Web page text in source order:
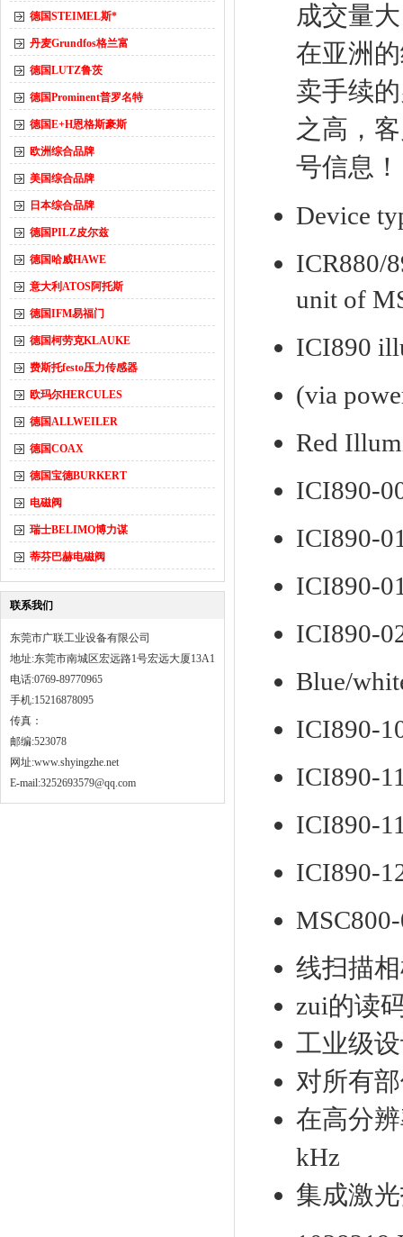
德国STEIMEL斯*
丹麦Grundfos格兰富
德国LUTZ鲁茨
德国Prominent普罗名特
德国E+H恩格斯豪斯
欧洲综合品牌
美国综合品牌
日本综合品牌
德国PILZ皮尔兹
德国哈威HAWE
意大利ATOS阿托斯
德国IFM易福门
德国柯劳克KLAUKE
费斯托festo压力传感器
欧玛尔HERCULES
德国ALLWEILER
德国COAX
德国宝德BURKERT
电磁阀
瑞士BELIMO博力谋
蒂芬巴赫电磁阀
联系我们
东莞市广联工业设备有限公司
地址:东莞市南城区宏远路1号宏远大厦13A1
电话:0769-89770965
手机:15216878095
传真：
邮编:523078
网址:www.shyingzhe.net
E-mail:3252693579@qq.com
成交量
在亚洲
卖手续
之高，
号信息！
Device
ICR880/
unit of
ICI890
(via
Red
ICI890-
ICI890-
ICI890-
ICI890-
Blue/
ICI890-
ICI890-
ICI890-
ICI890-
线扫描
zui的读
工业级
对所有
在高分
kHz
集成激